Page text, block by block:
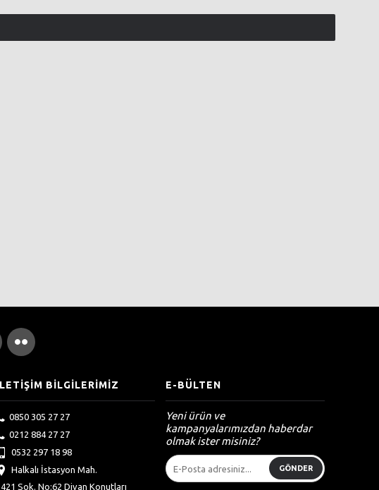
BİLGİLERİMİZ
0850 305 27 27
0212 884 27 27
0532 297 18 98
Halkalı İstasyon Mah.
Sok. No:62 Divan Konutları
E-BÜLTEN
Yeni ürün ve
kampanyalarımızdan haberdar
olmak ister misiniz?
GÖNDER